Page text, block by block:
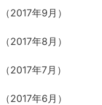
2017年9月）
2017年8月）
2017年7月）
2017年6月）